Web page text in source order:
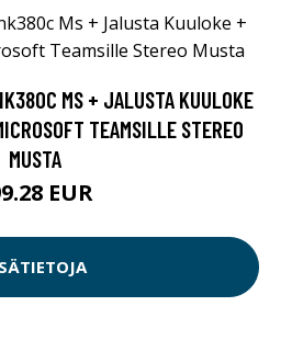
MS + JALUSTA KUULOKE
TEAMSILLE STEREO
MUSTA
EUR